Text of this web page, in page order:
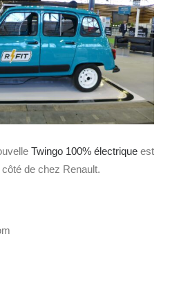
Twingo 100% électrique est
de chez Renault.